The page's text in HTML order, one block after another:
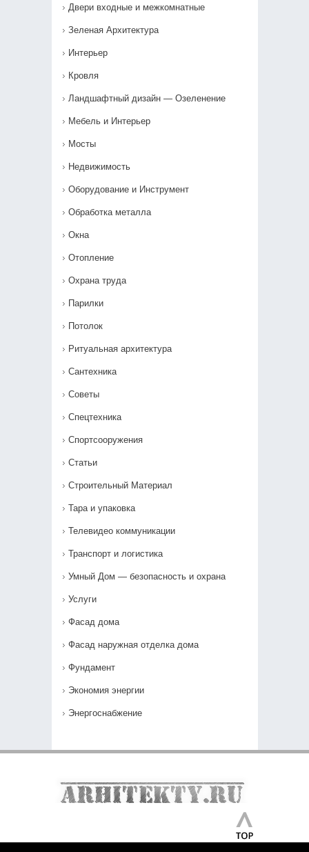
Двери входные и межкомнатные
Зеленая Архитектура
Интерьер
Кровля
Ландшафтный дизайн — Озеленение‎
Мебель и Интерьер
Мосты
Недвижимость
Оборудование и Инструмент
Обработка металла
Окна
Отопление
Охрана труда
Парилки
Потолок
Ритуальная архитектура
Сантехника
Советы
Спецтехника
Спортсооружения
Статьи
Строительный Материал
Тара и упаковка
Телевидео коммуникации
Транспорт и логистика
Умный Дом — безопасность и охрана
Услуги
Фасад дома
Фасад наружная отделка дома
Фундамент
Экономия энергии
Энергоснабжение